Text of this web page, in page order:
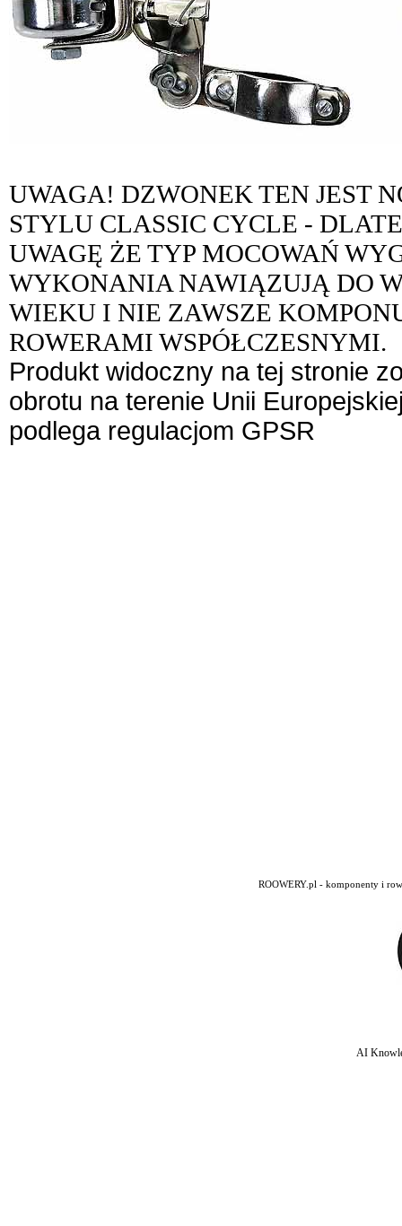
UWAGA! DZWONEK TEN JEST
STYLU CLASSIC CYCLE -
UWAGĘ ŻE TYP MOCOWAŃ
WYKONANIA NAWIĄZUJĄ DO
WIEKU I NIE ZAWSZE
ROWERAMI WSPÓŁCZESNYMI.
Produkt widoczny na tej stronie
obrotu na terenie Unii
podlega regulacjom GPSR
ROOWERY.pl - komponenty i
AI